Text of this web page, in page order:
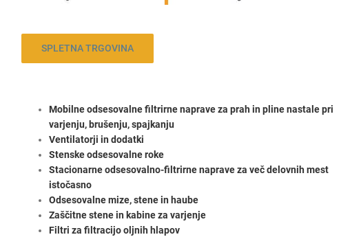
SPLETNA TRGOVINA
Mobilne odsesovalne filtrirne naprave za prah in pline nastale pri
varjenju, brušenju, spajkanju
Ventilatorji in dodatki
Stenske odsesovalne roke
Stacionarne odsesovalno-filtrirne naprave za več delovnih mest
istočasno
Odsesovalne mize, stene in haube
Zaščitne stene in kabine za varjenje
Filtri za filtracijo oljnih hlapov